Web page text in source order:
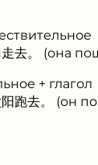
去。 (она
+ глагол
跑去。 (он